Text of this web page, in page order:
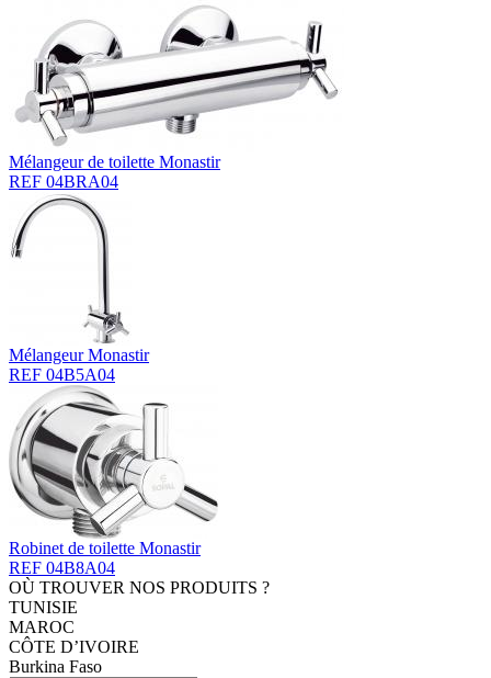
Mélangeur de toilette Monastir
REF 04BRA04
Mélangeur Monastir
REF 04B5A04
Robinet de toilette Monastir
REF 04B8A04
OÙ TROUVER NOS PRODUITS ?
TUNISIE
MAROC
CÔTE D’IVOIRE
Burkina Faso